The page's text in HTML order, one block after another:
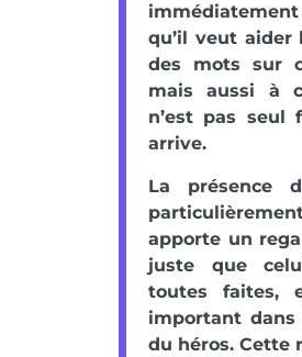
qu’il veut aider
des mots sur
mais aussi à
n’est pas seul
arrive.
La présence
apporte un
juste que
toutes faites,
important
du héros. Cette